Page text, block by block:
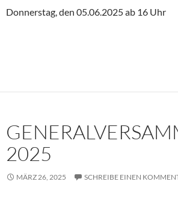
Donnerstag, den 05.06.2025 ab 16 Uhr
2025
MÄRZ 26, 2025 SCHREIBE EINEN